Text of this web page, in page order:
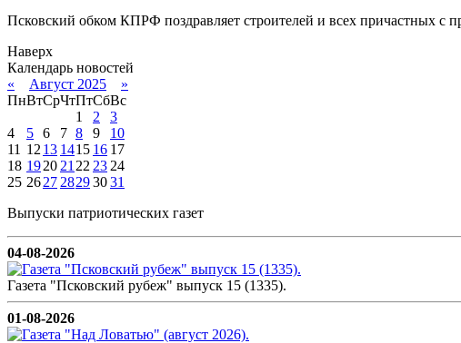
Псковский обком КПРФ поздравляет строителей и всех причастных с
Наверх
Календарь новостей
«
Август 2025
»
ПнВтСрЧтПтСбВс
1
2
3
4
5 6 7 8 9
10
11 12 13 1415 16 17
18 1920 21 22 23 24
25 2627 28293031
Выпуски патриотических газет
04-08-2026
Газета "Псковский рубеж" выпуск 15 (1335).
01-08-2026